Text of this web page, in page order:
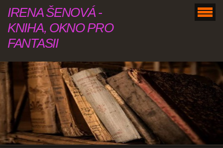
IRENA ŠENOVÁ -
KNIHA, OKNO PRO
FANTASII